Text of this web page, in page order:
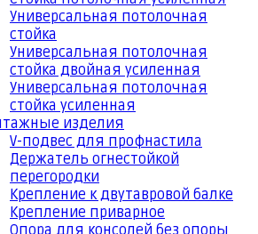
Универсальная потолочная
стойка
Универсальная потолочная
стойка двойная усиленная
Универсальная потолочная
стойка усиленная
изделия
V-подвес для профнастила
Держатель огнестойкой
перегородки
Крепление к двутавровой балке
Крепление приварное
Опора для консолей без опоры